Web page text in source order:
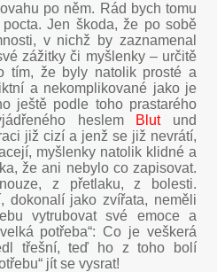
po něm. Rád bych tomu
Jen škoda, že po sobě
v nichž by zaznamenal
zážitky či myšlenky – určitě
tím, že byly natolik prosté a
a nekomplikované jako je
ještě podle toho prastarého
heslem Blut und
již cizí a jenž se již nevrátí,
myšlenky natolik klidné a
že ani nebylo co zapisovat.
z přetlaku, z bolesti.
dokonalí jako zvířata, neměli
vytrubovat své emoce a
potřeba“: Co je veškerá
třešní, teď ho z toho bolí
jít se vysrat!